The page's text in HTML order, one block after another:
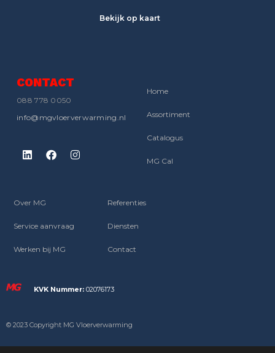
Bekijk op kaart
CONTACT
088 778 0050
info@mgvloerverwarming.nl
Home
Assortiment
Catalogus
MG Cal
Over MG
Service aanvraag
Werken bij MG
Referenties
Diensten
Contact
KVK Nummer:02076173
© 2023 Copyright MG Vloerverwarming